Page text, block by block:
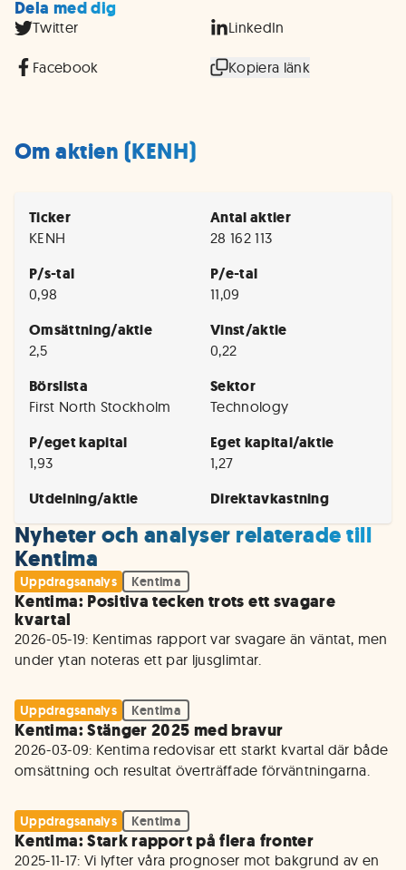
Dela med dig
Twitter LinkedIn
Facebook Kopiera länk
Om aktien (KENH)
Ticker
KENH
Antal aktier
28 162 113
P/s-tal
0,98
P/e-tal
11,09
Omsättning/aktie
2,5
Vinst/aktie
0,22
Börslista
First North Stockholm
Sektor
Technology
P/eget kapital
1,93
Eget kapital/aktie
1,27
Utdelning/aktie Direktavkastning
Nyheter och analyser relaterade till
Kentima
Uppdragsanalys Kentima
Kentima: Positiva tecken trots ett svagare
kvartal
2026-05-19: Kentimas rapport var svagare än väntat, men
under ytan noteras ett par ljusglimtar.
Uppdragsanalys Kentima
Kentima: Stänger 2025 med bravur
2026-03-09: Kentima redovisar ett starkt kvartal där både
omsättning och resultat överträffade förväntningarna.
Uppdragsanalys Kentima
Kentima: Stark rapport på flera fronter
2025-11-17: Vi lyfter våra prognoser mot bakgrund av en